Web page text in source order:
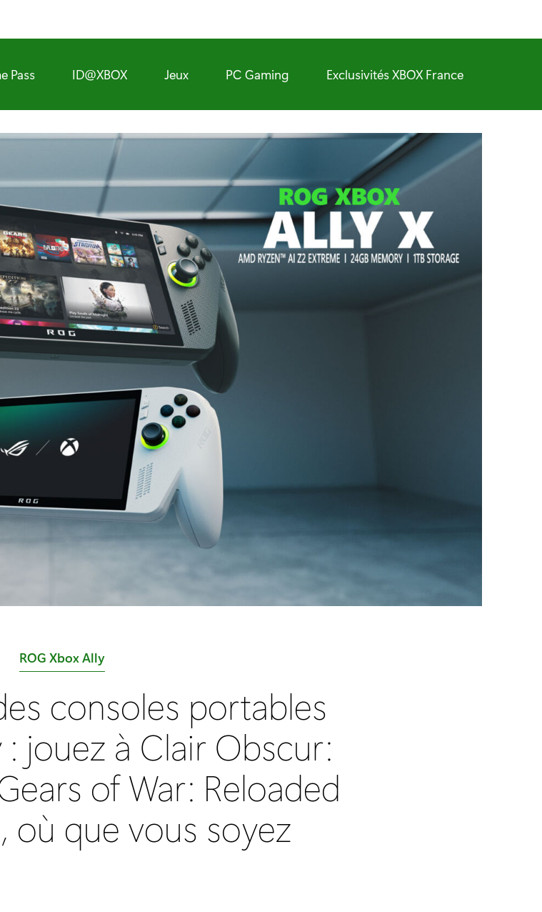
Pass ID@XBOX Jeux PC Gaming Exclusivités XBOX France
C
t
é
o
r
e
ROG Xbox Ally
consoles portables
: jouez à Clair Obscur:
of War: Reloaded
où que vous soyez